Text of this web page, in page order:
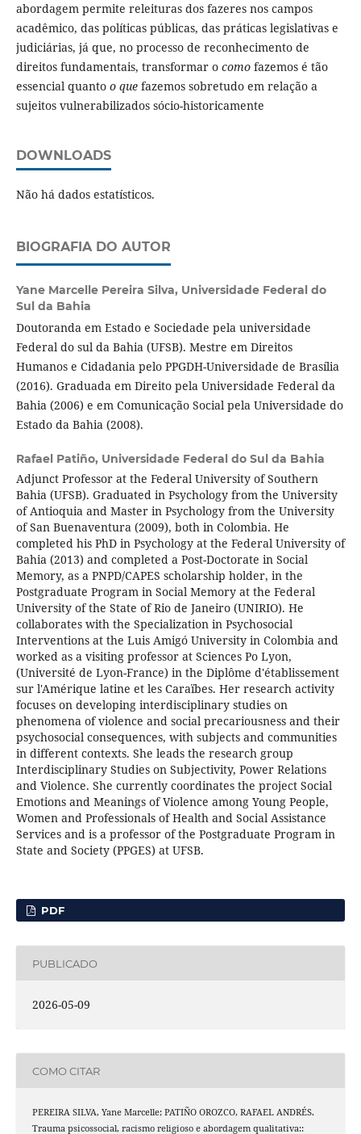
abordagem permite releituras dos fazeres nos campos
acadêmico, das políticas públicas, das práticas legislativas e
judiciárias, já que, no processo de reconhecimento de
direitos fundamentais, transformar o como fazemos é tão
essencial quanto o quefazemos sobretudo em relação a
sujeitos vulnerabilizados sócio-historicamente
DOWNLOADS
Não há dados estatísticos.
BIOGRAFIA DO AUTOR
Yane Marcelle Pereira Silva, Universidade Federal do
Sul da Bahia
Doutoranda em Estado e Sociedade pela universidade
Federal do sul da Bahia (UFSB). Mestre em Direitos
Humanos e Cidadania pelo PPGDH-Universidade de Brasília
(2016). Graduada em Direito pela Universidade Federal da
Bahia (2006) e em Comunicação Social pela Universidade do
Estado da Bahia (2008).
Rafael Patiño, Universidade Federal do Sul da Bahia
Adjunct Professor at the Federal University of Southern
Bahia (UFSB). Graduated in Psychology from the University
of Antioquia and Master in Psychology from the University
of San Buenaventura (2009), both in Colombia. He
completed his PhD in Psychology at the Federal University of
Bahia (2013) and completed a Post-Doctorate in Social
Memory, as a PNPD/CAPES scholarship holder, in the
Postgraduate Program in Social Memory at the Federal
University of the State of Rio de Janeiro (UNIRIO). He
collaborates with the Specialization in Psychosocial
Interventions at the Luis Amigó University in Colombia and
worked as a visiting professor at Sciences Po Lyon,
(Université de Lyon-France) in the Diplôme d'établissement
sur l'Amérique latine et les Caraïbes. Her research activity
focuses on developing interdisciplinary studies on
phenomena of violence and social precariousness and their
psychosocial consequences, with subjects and communities
in different contexts. She leads the research group
Interdisciplinary Studies on Subjectivity, Power Relations
and Violence. She currently coordinates the project Social
Emotions and Meanings of Violence among Young People,
Women and Professionals of Health and Social Assistance
Services and is a professor of the Postgraduate Program in
State and Society (PPGES) at UFSB.
PDF
PUBLICADO
2026-05-09
COMO CITAR
PEREIRA SILVA, Yane Marcelle; PATIÑO OROZCO, RAFAEL ANDRÉS.
Trauma psicossocial, racismo religioso e abordagem qualitativa::